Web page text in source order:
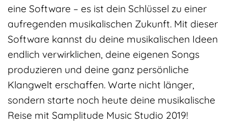
eine Software – es ist dein Schlüssel zu einer
aufregenden musikalischen Zukunft. Mit dieser
Software kannst du deine musikalischen Ideen
endlich verwirklichen, deine eigenen Songs
produzieren und deine ganz persönliche
Klangwelt erschaffen. Warte nicht länger,
sondern starte noch heute deine musikalische
Reise mit Samplitude Music Studio 2019!